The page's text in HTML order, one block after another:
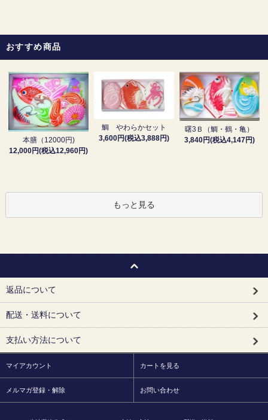
おすすめ商品
本膳（12000円)
12,000円(税込12,960円)
鯛 やわらかセット
3,600円(税込3,888円)
曙3Ｂ（鯛・鶴・亀）
3,840円(税込4,147円)
もっと見る
返品について
配送・送料について
支払い方法について
マイアカウント カートを見る
メルマガ登録・解除 お問い合わせ